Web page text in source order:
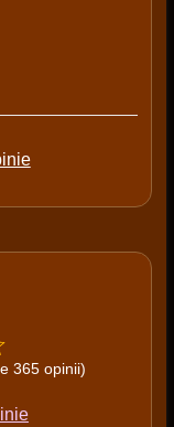
365 opinii)